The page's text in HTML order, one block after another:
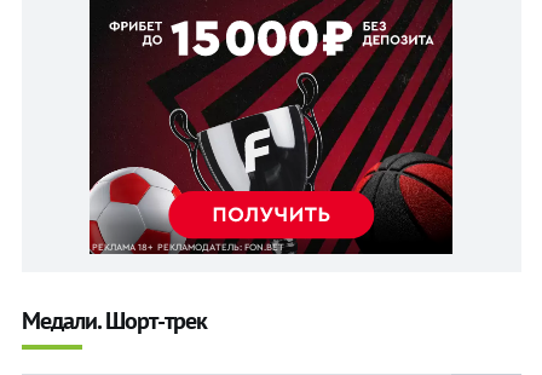
Медали. Шорт-трек